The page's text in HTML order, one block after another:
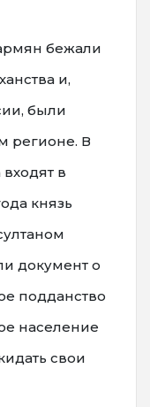
бежали
и,
были
регионе. В
в
князь
документ о
подданство
население
свои